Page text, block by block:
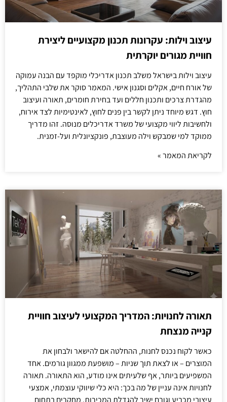
עיצוב וילות: עקרונות תכנון מקצועיים ליצירת
חוויית מגורים יוקרתית
עיצוב וילות בישראל משלב תכנון אדריכלי מוקפד עם הבנה עמוקה
של אורח חיים, אקלים וסגנון אישי. המאמר סוקר את שלבי התהליך,
מהגדרת צרכים ותכנון חללים ועד בחירת חומרים, תאורה ועיצוב
חוץ. דגש מיוחד ניתן לקשר בין פנים לחוץ, לאינטימיות לצד אירוח,
ולחשיבות ליווי מקצועי של משרד אדריכלים מנוסה. זהו מדריך
ממוקד למי שמבקש וילה מעוצבת, פונקציונלית ועל-זמנית.
לקריאת המאמר »
תאורה לחנויות: המדריך המקצועי לעיצוב חוויית
קנייה מנצחת
כאשר לקוח נכנס לחנות, ההחלטה אם להישאר ולבחון את
המוצרים – או לצאת תוך שניות – מושפעת ממגוון גורמים. אחד
המשפיעים ביותר, אף שלעיתים אינו מודע, הוא התאורה. תאורה
לחנויות אינה עניין של מה בכך: היא כלי שיווקי עוצמתי, אמצעי
עיצובי מכריע וגורם ישיר להגדלת המכירות. מחקרים בתחום